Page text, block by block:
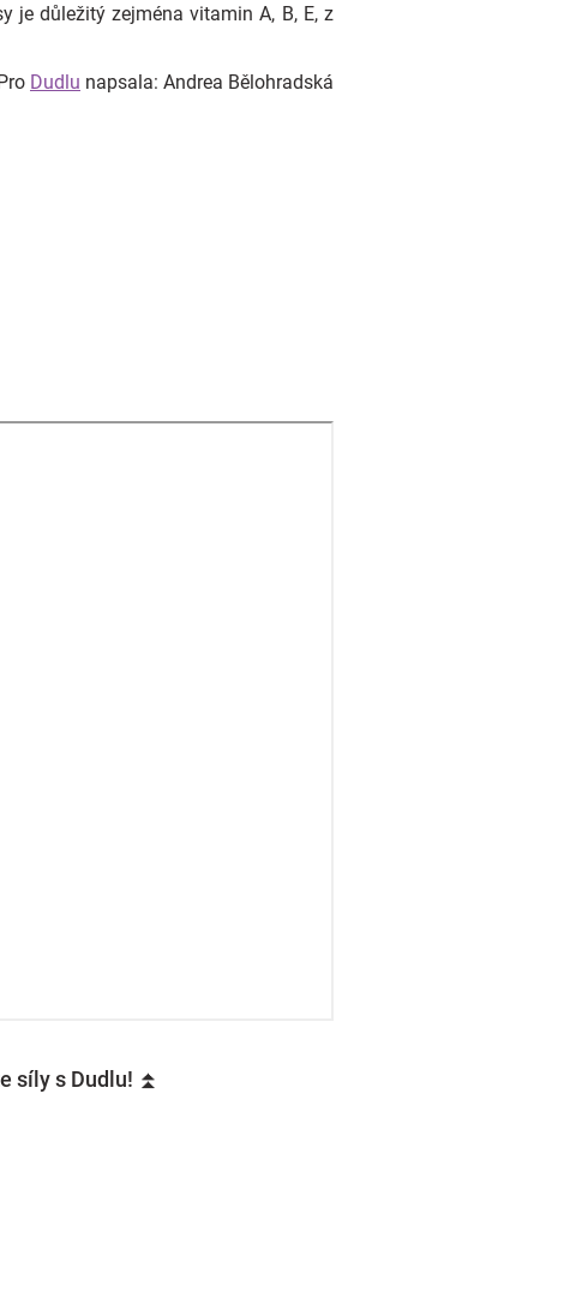
je důležitý zejména vitamin A, B, E, z
Dudlu napsala: Andrea Bělohradská
síly s Dudlu! ⏫